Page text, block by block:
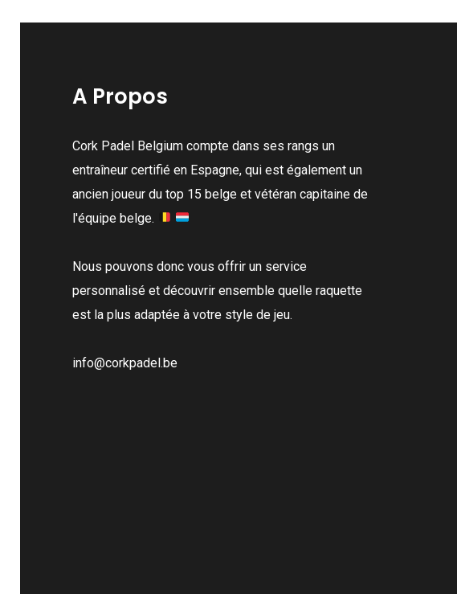
A Propos
Cork Padel Belgium compte dans ses rangs un
entraîneur certifié en Espagne, qui est également un
ancien joueur du top 15 belge et vétéran capitaine de
l'équipe belge.
Nous pouvons donc vous offrir un service
personnalisé et découvrir ensemble quelle raquette
est la plus adaptée à votre style de jeu.
info@corkpadel.be